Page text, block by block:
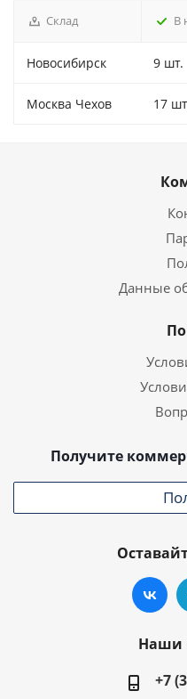
Склад В
Новосибирск 9 шт.
Москва Чехов 17
Данные
Получите
Наши
+7